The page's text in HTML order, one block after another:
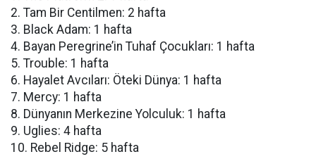
2. Tam Bir Centilmen: 2 hafta
3. Black Adam: 1 hafta
4. Bayan Peregrine’in Tuhaf Çocukları: 1 hafta
5. Trouble: 1 hafta
6. Hayalet Avcıları: Öteki Dünya: 1 hafta
7. Mercy: 1 hafta
8. Dünyanın Merkezine Yolculuk: 1 hafta
9. Uglies: 4 hafta
10. Rebel Ridge: 5 hafta